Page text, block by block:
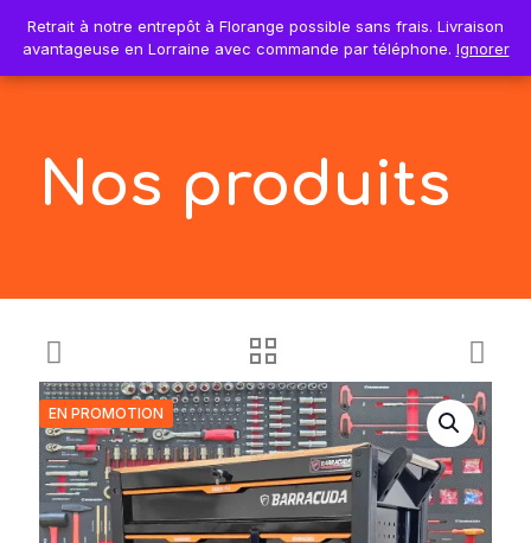
0 0,00€
Nos produits
EN PROMOTION
Retrait à notre entrepôt à Florange possible sans frais. Livraison
avantageuse en Lorraine avec commande par téléphone. Ignorer
Retrait à notre entrepôt à Florange possible sans frais. Livraison
avantageuse en Lorraine avec commande par téléphone. Ignorer